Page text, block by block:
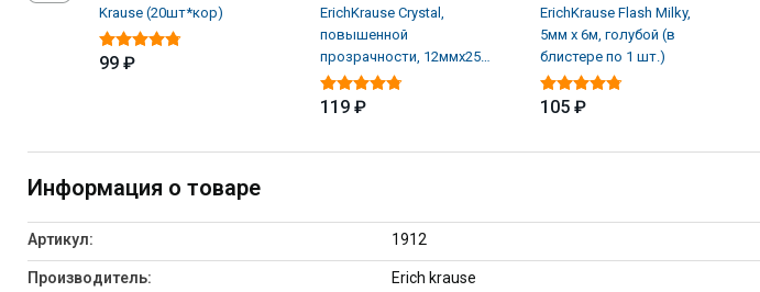
Krause (20шт*кор)
99 ₽
ErichKrause Crystal,
повышенной
прозрачности, 12ммх25м
(в диспенсере по 1 шт.)
119 ₽
ErichKrause Flash Milky,
5мм х 6м, голубой (в
блистере по 1 шт.)
105 ₽
Информация о товаре
Артикул: 1912
Производитель: Erich krause